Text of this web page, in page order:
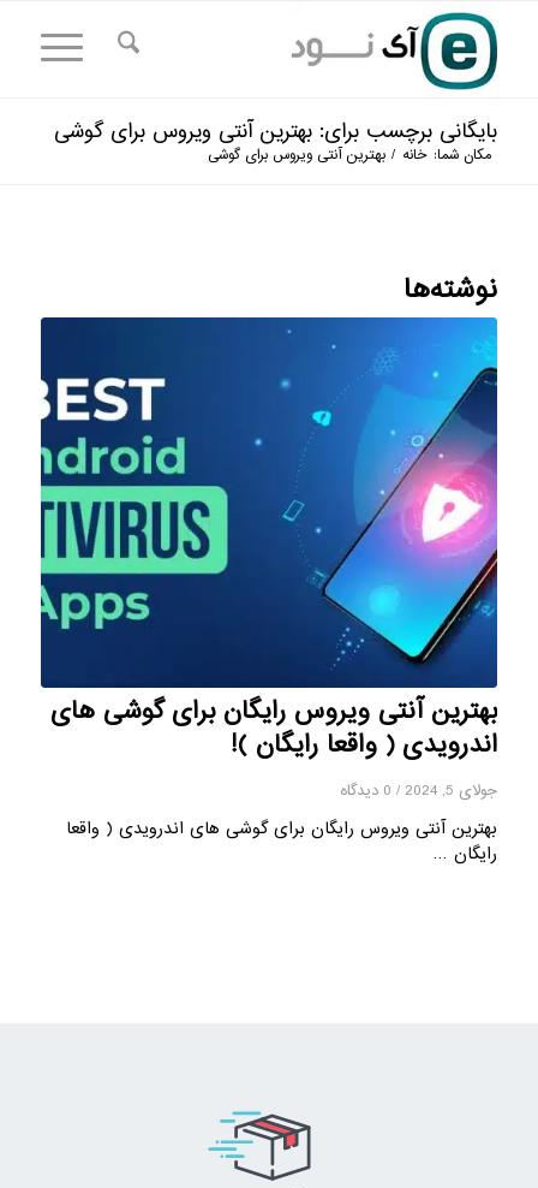
بایگانی برچسب برای: بهترین آنتی ویروس برای گوشی
مکان شما: خانه / بهترین آنتی ویروس برای گوشی
نوشته‌ها
بهترین آنتی ویروس رایگان برای گوشی های
اندرویدی ( واقعا رایگان )!
جولای 5, 2024 / 0 دیدگاه
بهترین آنتی ویروس رایگان برای گوشی های اندرویدی ( واقعا
رایگان …